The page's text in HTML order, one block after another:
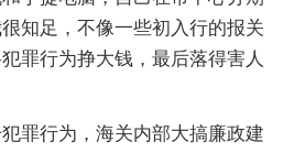
知足，不像一些初入行的报关
罪行为挣大钱，最后落得害人
罪行为，海关内部大搞廉政建